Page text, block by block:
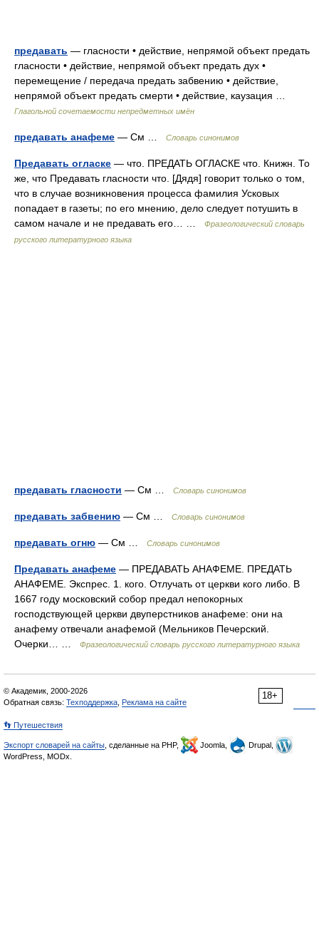
предавать — гласности • действие, непрямой объект предать
гласности • действие, непрямой объект предать дух •
перемещение / передача предать забвению • действие,
непрямой объект предать смерти • действие, каузация …
Глагольной сочетаемости непредметных имён
предавать анафеме — См … Словарь синонимов
Предавать огласке — что. ПРЕДАТЬ ОГЛАСКЕ что. Книжн. То
же, что Предавать гласности что. [Дядя] говорит только о том,
что в случае возникновения процесса фамилия Усковых
попадает в газеты; по его мнению, дело следует потушить в
самом начале и не предавать его… …
Фразеологический словарь
русского литературного языка
предавать гласности — См … Словарь синонимов
предавать забвению — См … Словарь синонимов
предавать огню — См … Словарь синонимов
Предавать анафеме — ПРЕДАВАТЬ АНАФЕМЕ. ПРЕДАТЬ
АНАФЕМЕ. Экспрес. 1. кого. Отлучать от церкви кого либо. В
1667 году московский собор предал непокорных
господствующей церкви двуперстников анафеме: они на
анафему отвечали анафемой (Мельников Печерский.
Очерки… …
Фразеологический словарь русского литературного языка
18+
© Академик, 2000-2026
Обратная связь: Техподдержка Реклама на сайте
👣 Путешествия
Экспорт словарей на сайты , сделанные на PHP, Joomla,
Drupal,
WordPress, MODx.